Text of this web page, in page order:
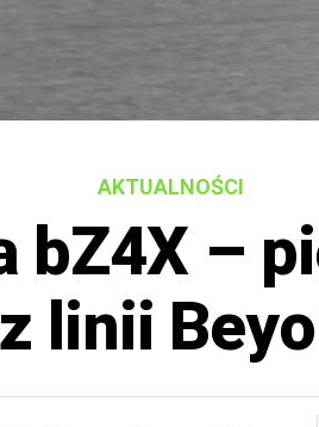
AKTUALNOŚCI
bZ4X –
linii